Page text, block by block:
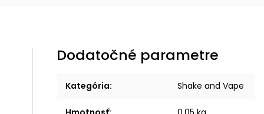
Dodatočné parametre
Kategória: Shake and Vape